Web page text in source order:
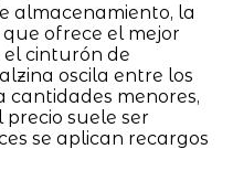
almacenamiento, la
ofrece el mejor
el cinturón de
oscila entre los
cantidades menores,
suele ser
se aplican recargos